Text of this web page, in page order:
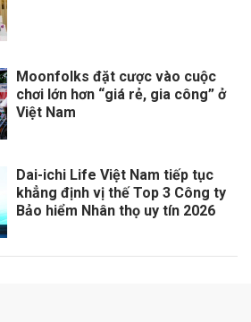
Moonfolks đặt cược vào cuộc
chơi lớn hơn “giá rẻ, gia công” ở
Việt Nam
Dai-ichi Life Việt Nam tiếp tục
khẳng định vị thế Top 3 Công ty
Bảo hiểm Nhân thọ uy tín 2026